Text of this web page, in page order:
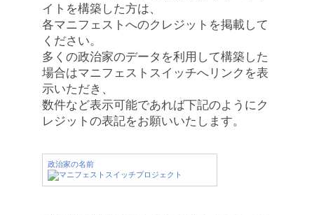
イトを構築した方は、
各マニフェストへのクレジットを掲載して
ください。
多くの政治家のデータを利用して構築した
場合はマニフェストスイッチへリンクを表
示いただき、
数件など表示可能であれば下記のようにク
レジットの表記をお願いいたします。
政治家の名前